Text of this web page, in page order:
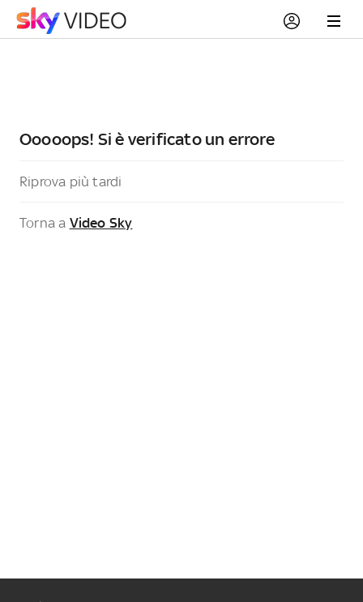
Ooooops! Si è verificato un errore
Riprova più tardi
Torna a Video Sky